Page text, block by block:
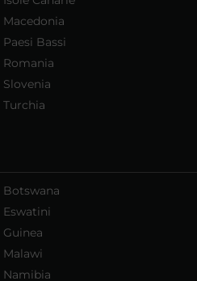
Macedonia
Paesi Bassi
Romania
Slovenia
Turchia
Botswana
Eswatini
Guinea
Malawi
Namibia